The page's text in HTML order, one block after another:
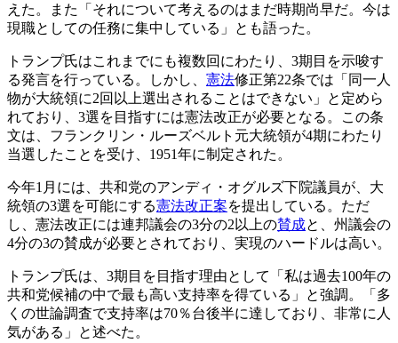
えた。また「それについて考えるのはまだ時期尚早だ。今は
現職としての任務に集中している」とも語った。
トランプ氏はこれまでにも複数回にわたり、3期目を示唆す
る発言を行っている。しかし、 憲法修正第22条では「同一人
物が大統領に2回以上選出されることはできない」と定めら
れており、3選を目指すには憲法改正が必要となる。この条
文は、フランクリン・ルーズベルト元大統領が4期にわたり
当選したことを受け、1951年に制定された。
今年1月には、共和党のアンディ・オグルズ下院議員が、大
統領の3選を可能にする憲法改正案を提出している。ただ
し、憲法改正には連邦議会の3分の2以上の賛成と、州議会の
4分の3の賛成が必要とされており、実現のハードルは高い。
トランプ氏は、3期目を目指す理由として「私は過去100年の
共和党候補の中で最も高い支持率を得ている」と強調。「多
くの世論調査で支持率は70％台後半に達しており、非常に人
気がある」と述べた。